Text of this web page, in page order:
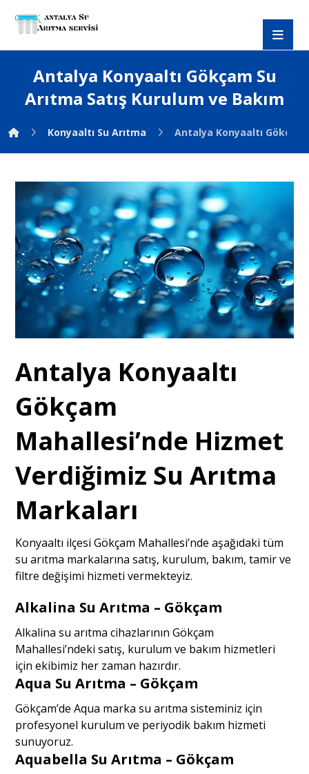
Antalya Konyaaltı Gökçam Su
Arıtma Satış Kurulum ve Bakım
Konyaaltı Su Arıtma Antalya Konyaaltı Gökçam
Antalya Konyaaltı
Gökçam
Mahallesi’nde Hizmet
Verdiğimiz Su Arıtma
Markaları
Konyaaltı ilçesi Gökçam Mahallesi’nde aşağıdaki tüm
su arıtma markalarına satış, kurulum, bakım, tamir ve
filtre değişimi hizmeti vermekteyiz.
Alkalina Su Arıtma – Gökçam
Alkalina su arıtma cihazlarının Gökçam
Mahallesi’ndeki satış, kurulum ve bakım hizmetleri
için ekibimiz her zaman hazırdır.
Aqua Su Arıtma – Gökçam
Gökçam’de Aqua marka su arıtma sisteminiz için
profesyonel kurulum ve periyodik bakım hizmeti
sunuyoruz.
Aquabella Su Arıtma – Gökçam